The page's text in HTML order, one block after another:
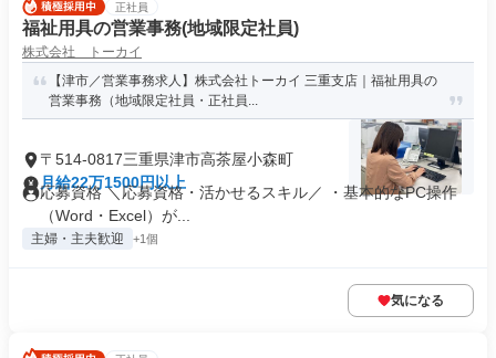
正社員
福祉用具の営業事務(地域限定社員)
株式会社 トーカイ
【津市／営業事務求人】株式会社トーカイ 三重支店｜福祉用具の
営業事務（地域限定社員・正社員...
〒514-0817三重県津市高茶屋小森町
月給22万1500円以上
応募資格 ＼応募資格・活かせるスキル／ ・基本的なPC操作
（Word・Excel）が...
主婦・主夫歓迎 +1個
気になる